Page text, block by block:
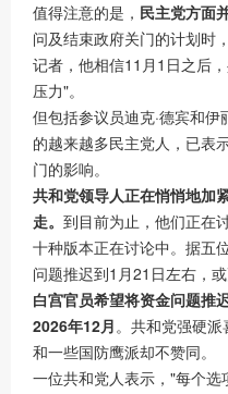
值得注意的是， 民主党方面
问及结束政府关门的计划时
记者，他相信11月1日之后
压力"。
但包括参议员迪克·德宾和
的越来越多民主党人，已表
门的影响。
共和党领导人正在悄悄地加
走。 到目前为止，他们正在
十种版本正在讨论中。据五
问题推迟到1月21日左右，或
白宫官员希望将资金问题推
2026年12月。共和党强硬
和一些国防鹰派却不赞同。
一位共和党人表示，"每个